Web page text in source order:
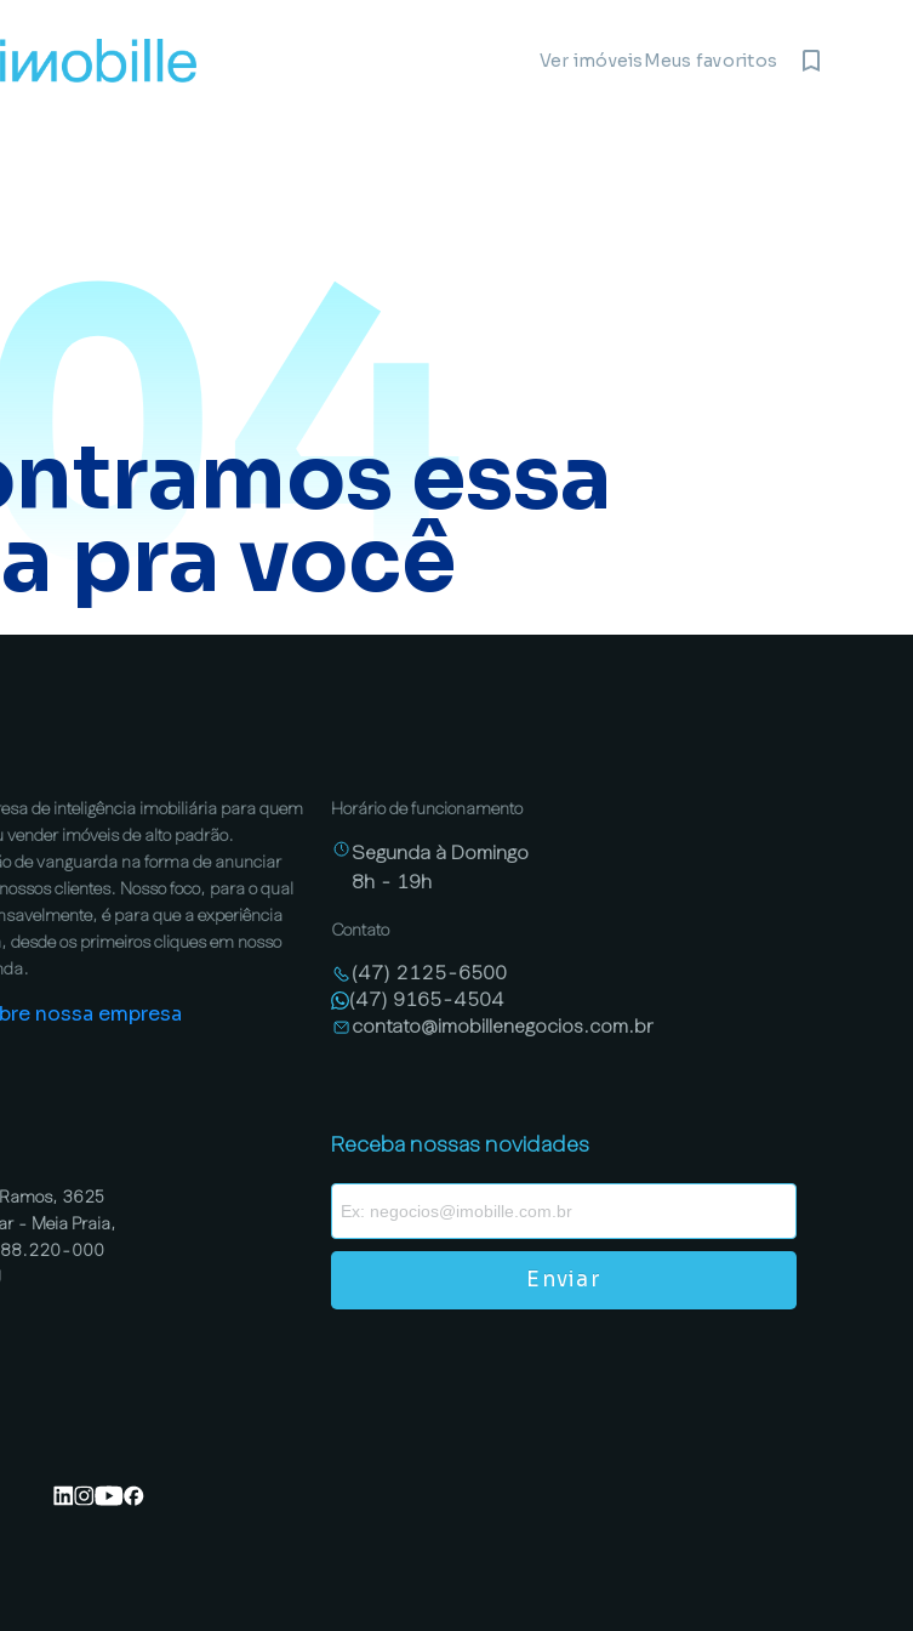
Ver imóveisMeus favoritos
essa
pra você
de inteligência imobiliária para quem
vender imóveis de alto padrão.
de vanguarda na forma de anunciar
clientes. Nosso foco, para o qual
é para que a experiência
desde os primeiros cliques em nosso
nossa empresa
Horário de funcionamento
Segunda à Domingo
8h - 19h
Contato
(47) 2125-6500
(47) 9165-4504
contato@imobillenegocios.com.br
3625
- Meia Praia,
88.220-000
Receba nossas novidades
Enviar